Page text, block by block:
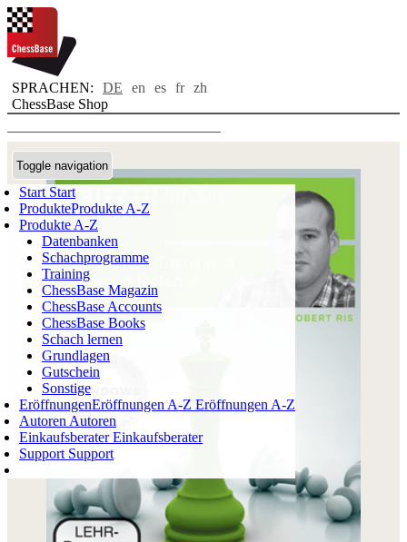
SPRACHEN: DE en es fr zh
ChessBase Shop
Toggle navigation
Start Start
ProdukteProdukte A-Z
Produkte A-Z
Datenbanken
Schachprogramme
Training
ChessBase Magazin
ChessBase Accounts
ChessBase Books
Schach lernen
Grundlagen
Gutschein
Sonstige
EröffnungenEröffnungen A-Z Eröffnungen A-Z
Autoren Autoren
EinkaufsberaterEinkaufsberater
Support Support
Login
WARENKORB
0ARTIKEL
0,00 €